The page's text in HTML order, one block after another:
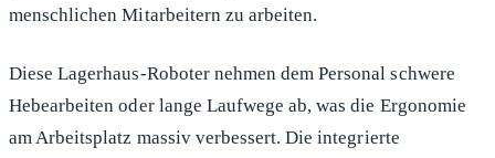
menschlichen Mitarbeitern zu arbeiten.
Diese Lagerhaus-Roboter nehmen dem Personal schwere
Hebearbeiten oder lange Laufwege ab, was die Ergonomie
am Arbeitsplatz massiv verbessert. Die integrierte